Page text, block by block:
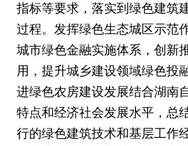
指标等要求，落实到绿色建筑
过程。发挥绿色生态城区示范
城市绿色金融实施体系，创新
用，提升城乡建设领域绿色投
进绿色农房建设发展结合湖南
特点和经济社会发展水平，总
行的绿色建筑技术和基层工作